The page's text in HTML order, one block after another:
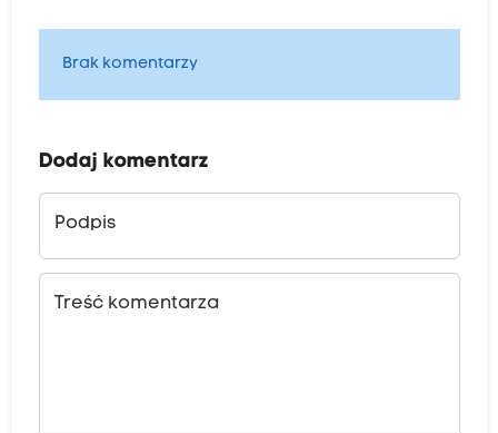
Brak komentarzy
Dodaj komentarz
Podpis
Treść komentarza